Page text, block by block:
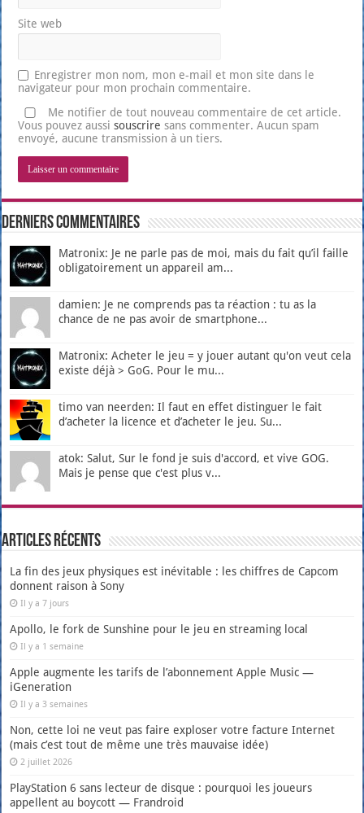
Site web
Enregistrer mon nom, mon e-mail et mon site dans le
navigateur pour mon prochain commentaire.
Me notifier de tout nouveau commentaire de cet article.
Vous pouvez aussisouscrire sans commenter. Aucun spam
envoyé, aucune transmission à un tiers.
Derniers Commentaires
Matronix: Je ne parle pas de moi, mais du fait qu’il faille
obligatoirement un appareil am...
damien: Je ne comprends pas ta réaction : tu as la
chance de ne pas avoir de smartphone...
Matronix: Acheter le jeu = y jouer autant qu'on veut cela
existe déjà > GoG. Pour le mu...
timo van neerden: Il faut en effet distinguer le fait
d’acheter la licence et d’acheter le jeu. Su...
atok: Salut, Sur le fond je suis d'accord, et vive GOG.
Mais je pense que c'est plus v...
Articles récents
La fin des jeux physiques est inévitable : les chiffres de Capcom
donnent raison à Sony
Il y a 7 jours
Apollo, le fork de Sunshine pour le jeu en streaming local
Il y a 1 semaine
Apple augmente les tarifs de l’abonnement Apple Music —
iGeneration
Il y a 3 semaines
Non, cette loi ne veut pas faire exploser votre facture Internet
(mais c’est tout de même une très mauvaise idée)
2 juillet 2026
PlayStation 6 sans lecteur de disque : pourquoi les joueurs
appellent au boycott — Frandroid